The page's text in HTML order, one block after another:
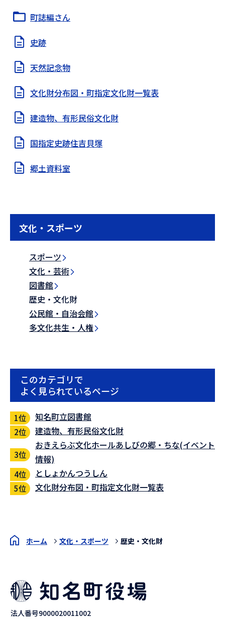
町誌編さん
史跡
天然記念物
文化財分布図・町指定文化財一覧表
建造物、有形民俗文化財
国指定史跡住吉貝塚
郷土資料室
文化・スポーツ
スポーツ
文化・芸術
図書館
歴史・文化財
公民館・自治会館
多文化共生・人権
このカテゴリで
よく見られているページ
知名町立図書館
建造物、有形民俗文化財
おきえらぶ文化ホールあしびの郷・ちな(イベント
情報)
としょかんつうしん
文化財分布図・町指定文化財一覧表
ホーム 文化・スポーツ 歴史・文化財
法人番号9000020011002